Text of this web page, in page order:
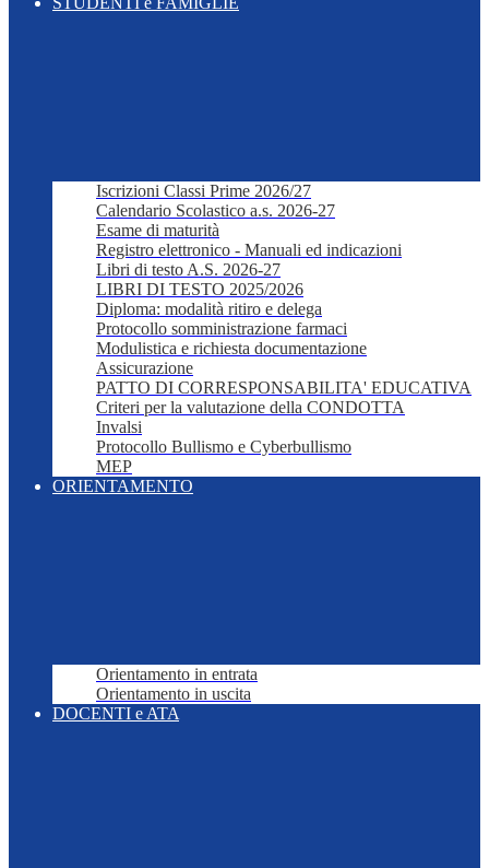
Iscrizioni Classi Prime 2026/27
Calendario Scolastico a.s. 2026-27
Esame di maturità
Registro elettronico - Manuali ed indicazioni
Libri di testo A.S. 2026-27
LIBRI DI TESTO 2025/2026
Diploma: modalità ritiro e delega
Protocollo somministrazione farmaci
Modulistica e richiesta documentazione
Assicurazione
PATTO DI CORRESPONSABILITA' EDUCATIVA
Criteri per la valutazione della CONDOTTA
Invalsi
Protocollo Bullismo e Cyberbullismo
MEP
ORIENTAMENTO
Orientamento in entrata
Orientamento in uscita
DOCENTI e ATA